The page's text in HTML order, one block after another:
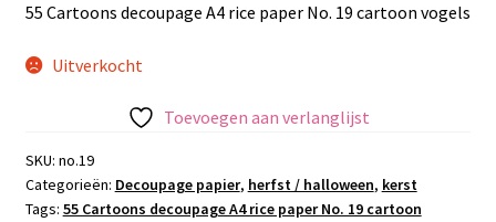
55 Cartoons decoupage A4 rice paper No. 19 cartoon vogels
Uitverkocht
Toevoegen aan verlanglijst
SKU: no.19
Categorieën: Decoupage papier, herfst / halloween, kerst
Tags: 55 Cartoons decoupage A4 rice paper No. 19 cartoon